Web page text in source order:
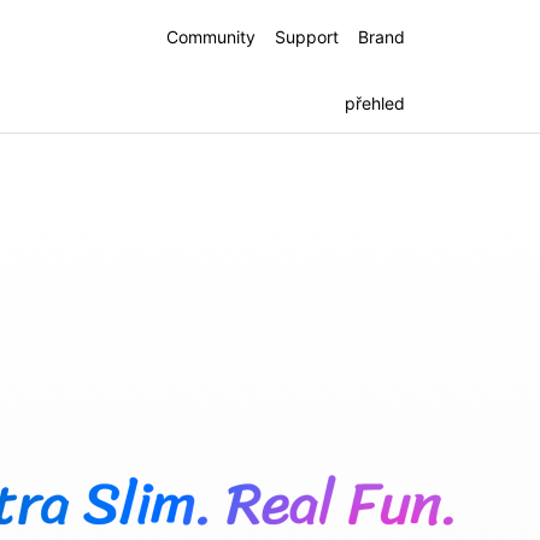
Community Support Brand
přehled